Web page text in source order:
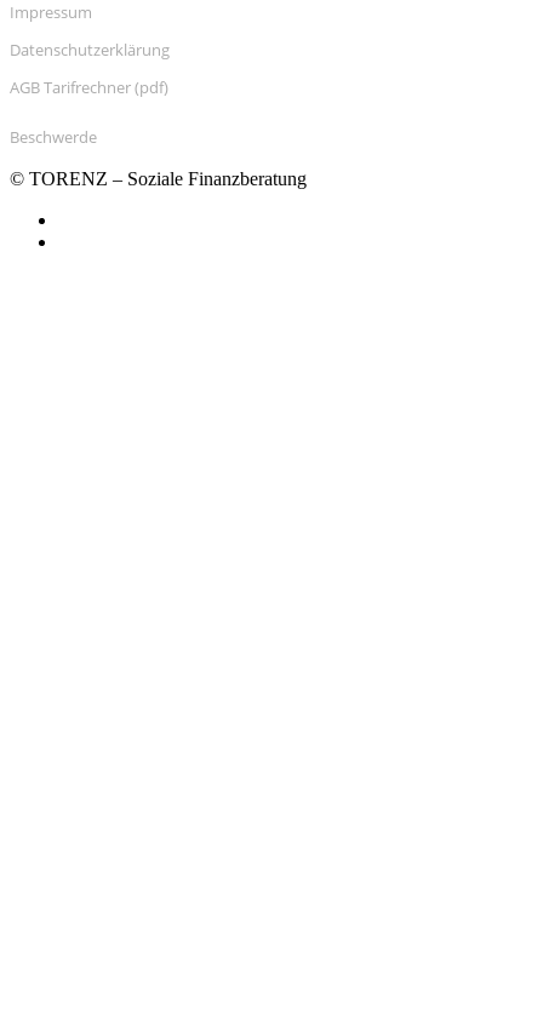
Impressum
Datenschutzerklärung
AGB Tarifrechner (pdf)
Beschwerde
© TORENZ – Soziale Finanzberatung